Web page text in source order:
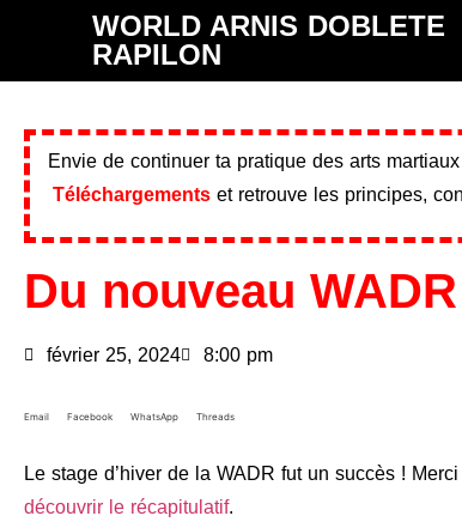
WORLD ARNIS DOBLETE
RAPILON
Envie de continuer ta pratique des arts
Téléchargementset retrouve les principes,
Du nouveau WADR
février 25, 2024 8:00 pm
Email Facebook WhatsApp Threads
Le stage d’hiver de la WADR fut un succès !
découvrir le récapitulatif.